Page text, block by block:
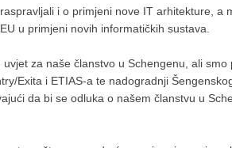
i o primjeni nove IT arhitekture, a
u primjeni novih informatičkih sustava.
uvjet za naše članstvo u Schengenu, ali
Exita i ETIAS-a te nadogradnji
da bi se odluka o našem članstvu u